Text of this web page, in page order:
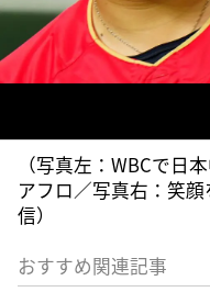
（写真左：WBCで日
アフロ／写真右：笑
信）
おすすめ関連記事